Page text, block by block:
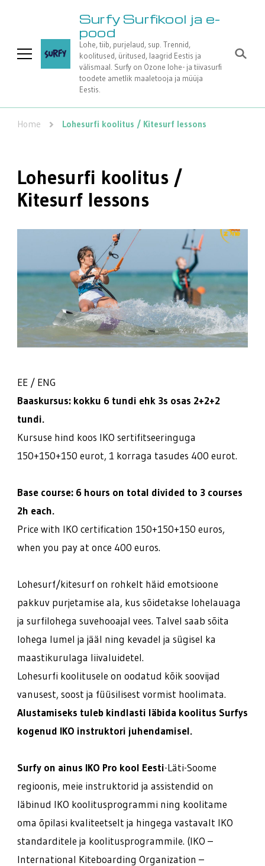
Surfy Surfikool ja e-
pood
Lohe, tiib, purjelaud, sup. Trennid,
koolitused, üritused, laagrid Eestis ja
välismaal. Surfy on Ozone lohe- ja tiivasurfi
toodete ametlik maaletooja ja müüja
Eestis.
Home Lohesurfi koolitus / Kitesurf lessons
Lohesurfi koolitus /
Kitesurf lessons
EE / ENG
Baaskursus: kokku 6 tundi ehk 3s osas 2+2+2
tundi.
Kursuse hind koos IKO sertifitseeringuga
150+150+150 eurot, 1 korraga tasudes 400 eurot.
Base course: 6 hours on total divided to 3 courses
2h each.
Price with IKO certification 150+150+150 euros,
when you pay at once 400 euros.
Lohesurf/kitesurf on rohkelt häid emotsioone
pakkuv purjetamise ala, kus sõidetakse lohelauaga
ja surfilohega suvehooajal vees. Talvel saab sõita
lohega lumel ja jääl ning kevadel ja sügisel ka
maastikurulaga liivaluidetel.
Lohesurfi koolitusele on oodatud kõik soovijad
vanusest, soost ja füüsilisest vormist hoolimata.
Alustamiseks tuleb kindlasti läbida koolitus Surfys
kogenud IKO instruktori juhendamisel.
Surfy on ainus IKO Pro kool Eesti-Läti-Soome
regioonis, meie instruktorid ja assistendid on
läbinud IKO koolitusprogrammi ning koolitame
oma õpilasi kvaliteetselt ja hingega vastavalt IKO
standarditele ja koolitusprogrammile. (IKO –
International Kiteboarding Organization –